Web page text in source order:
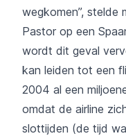
wegkomen”, stelde
Pastor op een
wordt dit geval
kan leiden tot een
2004 al een
omdat de airline
slottijden (de tijd